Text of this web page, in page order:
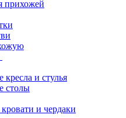
прихожей
и стулья
столы
и чердаки